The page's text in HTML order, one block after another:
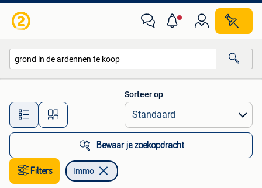
Alle afstanden…
Sorteer op
Bewaar je zoekopdracht
Filters Immo